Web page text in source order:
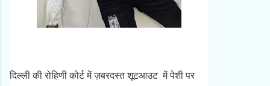
दिल्ली की रोहिणी कोर्ट में ज़बरदस्त शूटआउट में पेशी पर